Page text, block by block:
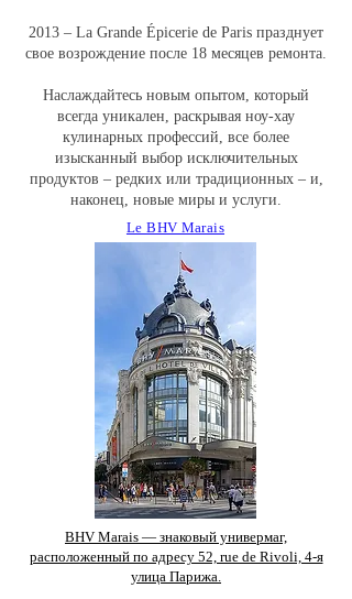
2013 – La Grande Épicerie de Paris празднует
свое возрождение после 18 месяцев ремонта.
Наслаждайтесь новым опытом, который
всегда уникален, раскрывая ноу-хау
кулинарных профессий, все более
изысканный выбор исключительных
продуктов – редких или традиционных – и,
наконец, новые миры и услуги.
Le BHV Marais
BHV Marais — знаковый универмаг,
расположенный по адресу 52, rue de Rivoli, 4-я
улица Парижа.